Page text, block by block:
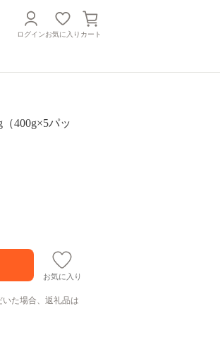
ログインお気に入り カート
400g×5パッ
お気に入り
た場合、返礼品は